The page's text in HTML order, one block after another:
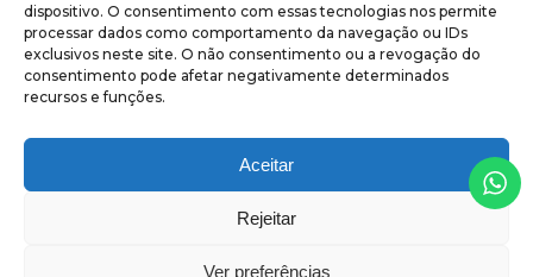
dispositivo. O consentimento com essas tecnologias nos permite
processar dados como comportamento da navegação ou IDs
exclusivos neste site. O não consentimento ou a revogação do
consentimento pode afetar negativamente determinados
recursos e funções.
Aceitar
Rejeitar
Ver preferências
Benefícios Corporativos para
Pequenas Empresas: Quais
Oferecer e Por Quê